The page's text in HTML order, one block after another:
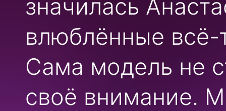
значилась
влюблённые всё-
Сама модель не
своё внимание.